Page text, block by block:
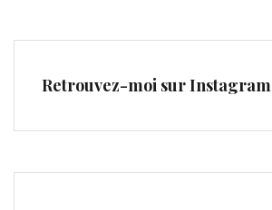
Retrouvez-moi sur Instagram